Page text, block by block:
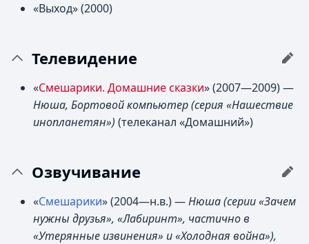
«Выход» (2000)
Телевидение
«Смешарики. Домашние сказки» (2007—2009) —
Нюша, Бортовой компьютер (серия «Нашествие
инопланетян») (телеканал «Домашний»)
Озвучивание
«Смешарики» (2004—н.в.) —Нюша (серии «Зачем
нужны друзья», «Лабиринт», частично в
«Утерянные извинения» и «Холодная война»),